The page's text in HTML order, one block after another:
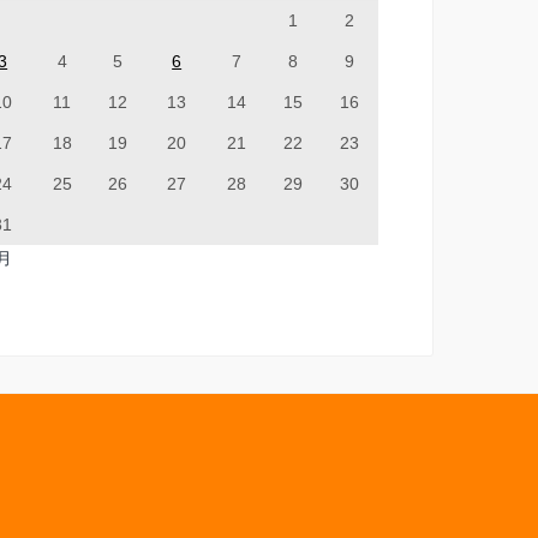
1 2
4 5 6 7 8 9
11 12 13 14 15 16
18 19 20 21 22 23
25 26 27 28 29 30